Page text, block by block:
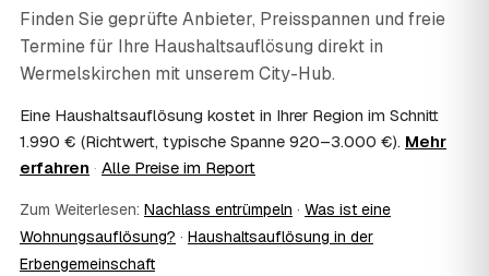
07 Ist die Haushaltsauflösung im Nachlass
steuerlich absetzbar?
Häufig ja: Im Nachlass können die Kosten einer
Erbschaftsteuer mindern, bei vermieteten Objekten teils
als Werbungskosten. Sie erhalten eine ordentliche
Rechnung als Beleg. Verbindlich klärt das Ihr
Steuerberater – wir liefern die nötigen Unterlagen.
08 Muss ich als Erbe in Wermelskirchen vor Ort
anwesend sein?
Nein, Sie müssen nicht durchgängig anwesend sein. Viele
Finden Sie geprüfte Anbieter, Preisspannen und freie
Termine für Ihre Haushaltsauflösung direkt in
Wermelskirchen mit unserem City-Hub.
Eine Haushaltsauflösung kostet in Ihrer Region im Schnitt
1.990 € (Richtwert, typische Spanne 920–3.000 €). Mehr
erfahren · Alle Preise im Report
Zum Weiterlesen: Nachlass entrümpeln · Was ist eine
Wohnungsauflösung? · Haushaltsauflösung in der
Erbengemeinschaft